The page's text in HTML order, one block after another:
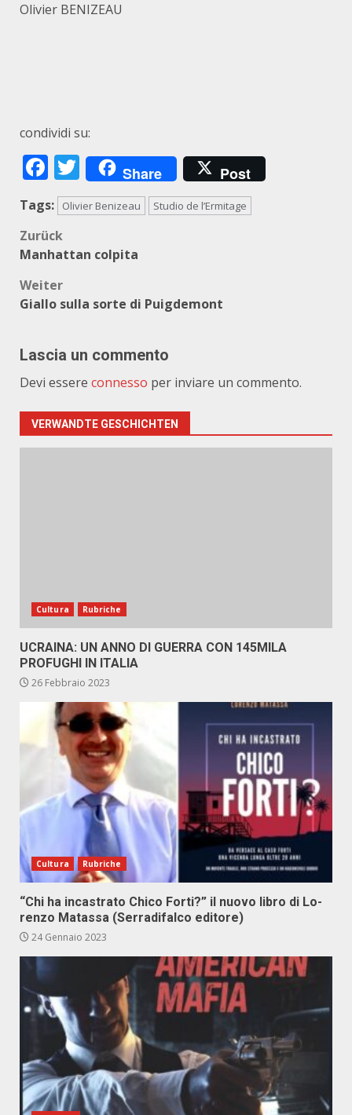
Olivier BENIZEAU
condividi su:
Facebook
Twitter
Share Post
Tags: Olivier Benizeau Studio de l’Ermitage
Beitragsnavigation
Zurück
Manhattan colpita
Weiter
Giallo sulla sorte di Puigdemont
Lascia un commento
Devi essere connesso per inviare un commento.
VERWANDTE GESCHICHTEN
Cultura Rubriche
UCRAINA: UN ANNO DI GUERRA CON 145MILA
PROFUGHI IN ITALIA
26 Febbraio 2023
Cultura Rubriche
“Chi ha in­ca­stra­to Chi­co For­ti?” il nuo­vo li­bro di Lo­
ren­zo Ma­tas­sa (Ser­ra­di­fal­co edi­to­re)
24 Gennaio 2023